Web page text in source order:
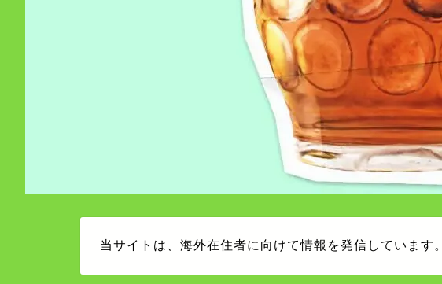
当サイトは、海外在住者に向けて情報を発信しています。